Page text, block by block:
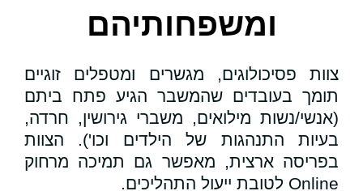
ומשפחותיהם
צוות פסיכולוגים, מגשרים ומטפלים זוגיים
תומך בעובדים שהמשבר הגיע פתח ביתם
(אנשי/נשות מילואים, משברי גירושין, חרדה,
בעיות התנהגות של הילדים וכו'). הצוות
בפריסה ארצית, מאפשר גם תמיכה מרחוק
Online לטובת ייעול התהליכים.